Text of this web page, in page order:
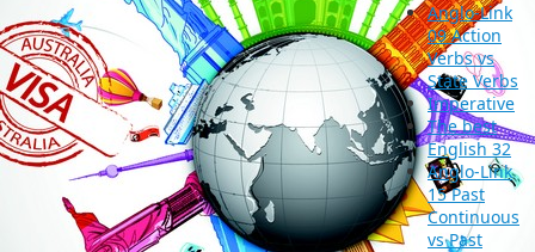
Anglo-Link
09 Action
Verbs vs
State Verbs
Imperative
The best
English 32
Anglo-Link
15 Past
Continuous
vs Past